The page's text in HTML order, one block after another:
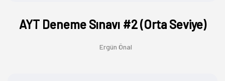
AYT Deneme Sınavı #2 (Orta Seviye)
Ergün Önal